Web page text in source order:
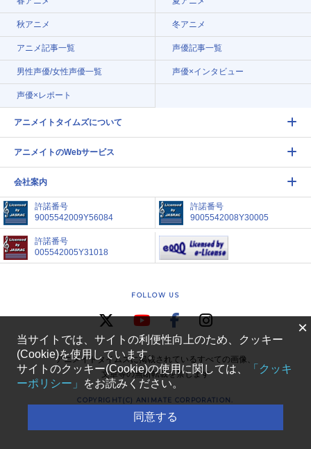
秋アニメ 冬アニメ
アニメ記事一覧 声優記事一覧
男性声優/女性声優一覧 声優×インタビュー
声優×レポート
アニメイトタイムズについて
アニメイトのWebサービス
会社案内
許諾番号
9005542009Y56084
許諾番号
9005542008Y30005
許諾番号
005542005Y31018
FOLLOW US
アニメイトタイムズに掲載されているすべての画像、
文章等の無断転載を禁じます
COPYRIGHT(C) ANIMATE CORPORATION.
×
当サイトでは、サイトの利便性向上のため、クッキー
(Cookie)を使用しています。
サイトのクッキー(Cookie)の使用に関しては、
「クッキ
ーポリシー」
をお読みください。
同意する